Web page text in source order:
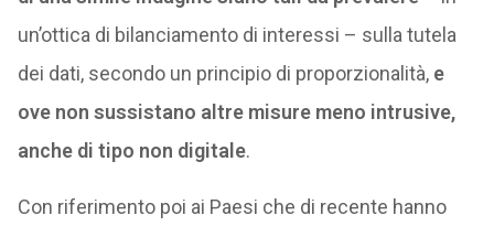
un’ottica di bilanciamento di interessi – sulla tutela
dei dati, secondo un principio di proporzionalità, e
ove non sussistano altre misure meno intrusive,
anche di tipo non digitale.
Con riferimento poi ai Paesi che di recente hanno